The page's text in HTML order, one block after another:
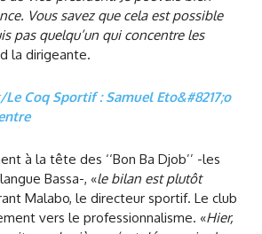
Vous savez que cela est possible
pas quelqu’un qui concentre les
la dirigeante.
Coq Sportif : Samuel Eto&#8217;o
à la tête des ‘‘Bon Ba Djob’’ -les
Bassa-, «le bilan est plutôt
Malabo, le directeur sportif. Le club
vers le professionnalisme. «Hier,